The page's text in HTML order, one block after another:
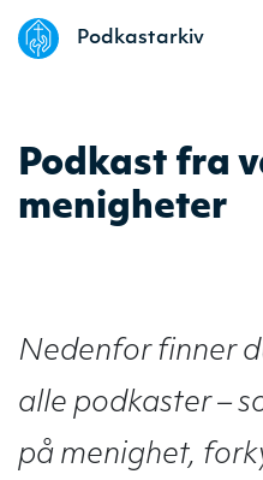
Podkastarkiv
Podkast fra
menigheter
Nedenfor finner
alle podkaster –
på menighet,